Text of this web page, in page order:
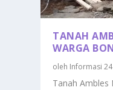
TANAH
WARGA
oleh Informasi 24
Tanah Ambles